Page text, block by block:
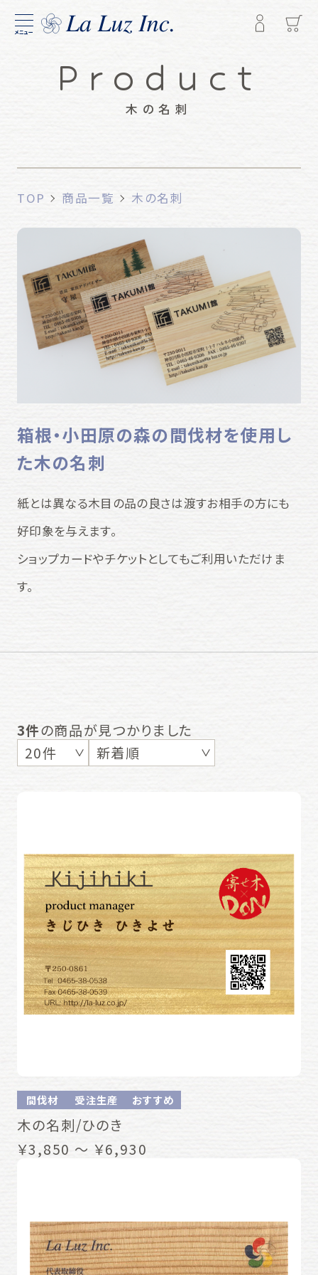
メニュー
Product
木の名刺
TOP 商品一覧 木の名刺
箱根・小田原の森の間伐材を使用し
た木の名刺
紙とは異なる木目の品の良さは渡すお相手の方にも
好印象を与えます。
ショップカードやチケットとしてもご利用いただけま
す。
3件の商品が見つかりました
間伐材 受注生産 おすすめ
木の名刺/ひのき
￥3,850 ～ ￥6,930